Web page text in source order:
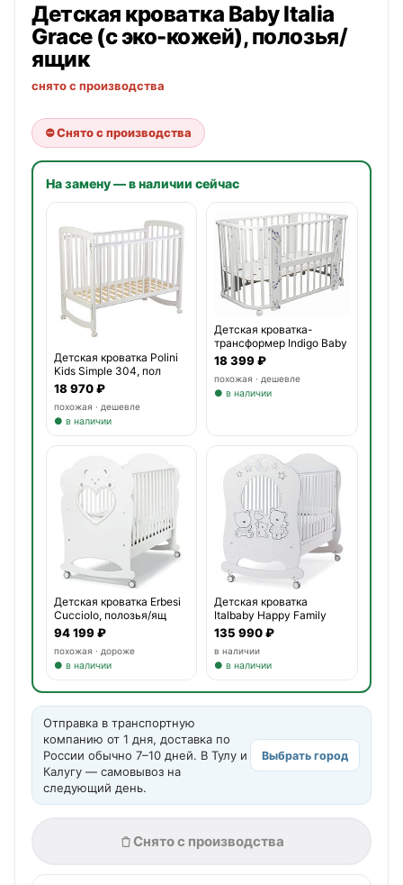
Детская кроватка Baby Italia
Grace (с эко-кожей), полозья/
ящик
снято с производства
⛔ Снято с производства
На замену — в наличии сейчас
Детская кроватка Polini
Kids Simple 304, пол
18 970 ₽
похожая · дешевле
● в наличии
Детская кроватка-
трансформер Indigo Baby
Lin
18 399 ₽
похожая · дешевле
● в наличии
Детская кроватка Erbesi
Cucciolo, полозья/ящ
94 199 ₽
похожая · дороже
● в наличии
Детская кроватка
Italbaby Happy Family
Oblo,
135 990 ₽
в наличии
● в наличии
Отправка в транспортную
компанию от 1 дня, доставка по
России обычно 7–10 дней. В Тулу и
Калугу — самовывоз на
следующий день.
Выбрать город
Снято с производства